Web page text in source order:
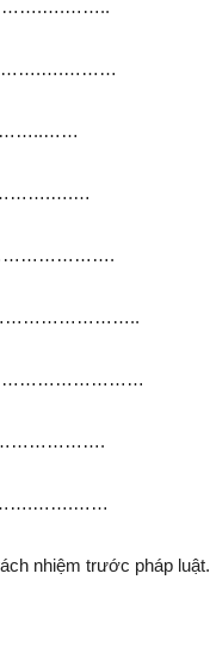
nhiệm trước pháp luật.